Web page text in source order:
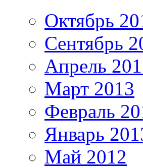
Октябрь
Сентябрь
Апрель
Март 2013
Февраль
Январь
Май 2012